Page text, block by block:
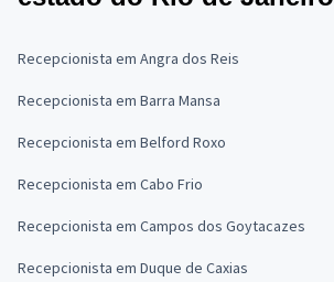
Recepcionista em Angra dos Reis
Recepcionista em Barra Mansa
Recepcionista em Belford Roxo
Recepcionista em Cabo Frio
Recepcionista em Campos dos Goytacazes
Recepcionista em Duque de Caxias